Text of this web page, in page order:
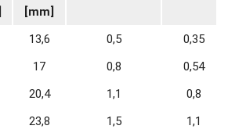
[mm]
13,6 0,5
0,35
17 0,8
0,54
20,4 1,1
0,8
23,8 1,5
1,1